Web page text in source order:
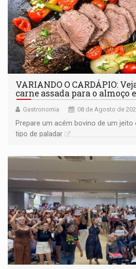
VARIANDO O CARDÁPIO:
carne assada para o almoço
Gastronomia 08 de Agosto de
Prepare um acém bovino de um jeito
tipo de paladar